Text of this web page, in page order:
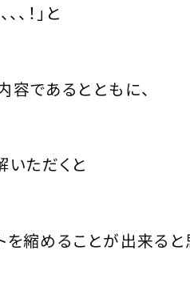
、！」と
であるとともに、
いただくと
を縮めることが出来る